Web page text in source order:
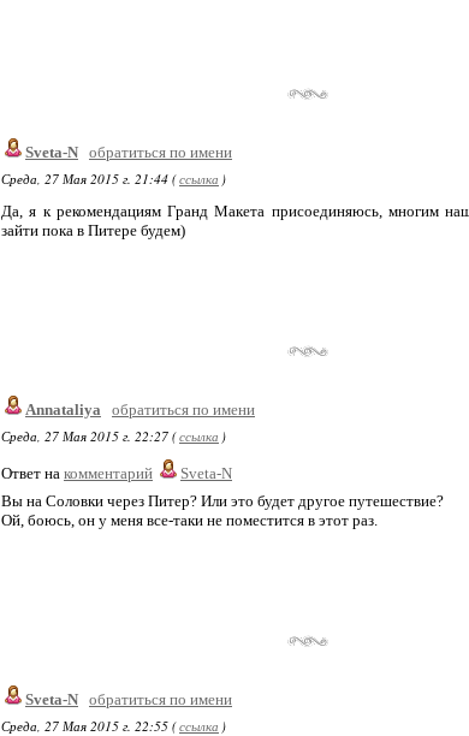
Sveta-N обратиться по имени
Среда, 27 Мая 2015 г. 21:44 (ссылка )
Да, я к рекомендациям Гранд Макета присоединяюсь, многим
зайти пока в Питере будем)
Annataliya
обратиться по имени
Среда, 27 Мая 2015 г. 22:27 (ссылка )
Ответ на комментарий
Sveta-N
Вы на Соловки через Питер? Или это будет другое путешествие?
Ой, боюсь, он у меня все-таки не поместится в этот раз.
Sveta-N обратиться по имени
Среда, 27 Мая 2015 г. 22:55 (ссылка )